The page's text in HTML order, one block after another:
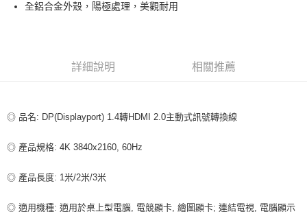
運送方式
7-11取貨付款
每筆NT$80，滿NT$599(含以上)免運費
宅配
全鋁合金外殼，陽極處理，美觀耐用
詳細說明 相關推薦
◎ 品名: DP(Displayport) 1.4轉HDMI 2.0主動式訊號轉換線
◎ 產品規格: 4K 3840x2160, 60Hz
◎ 產品長度: 1米/2米/3米
◎ 適用機種: 適用於桌上型電腦, 電競顯卡, 繪圖顯卡; 連結電視, 電腦顯示